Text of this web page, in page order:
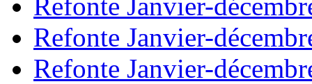
Refonte Janvier-
Refonte Janvier-